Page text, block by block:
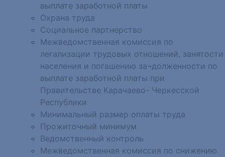
выплате заработной платы
Охрана труда
Социальное партнерство
Межведомственная комиссия по
легализации трудовых отношений, занятости
населения и погашению за¬долженности по
выплате заработной платы при
Правительстве Карачаево- Черкесской
Республики
Минимальный размер оплаты труда
Прожиточный минимум
Ведомственный контроль
Межведомственная комиссия по снижению